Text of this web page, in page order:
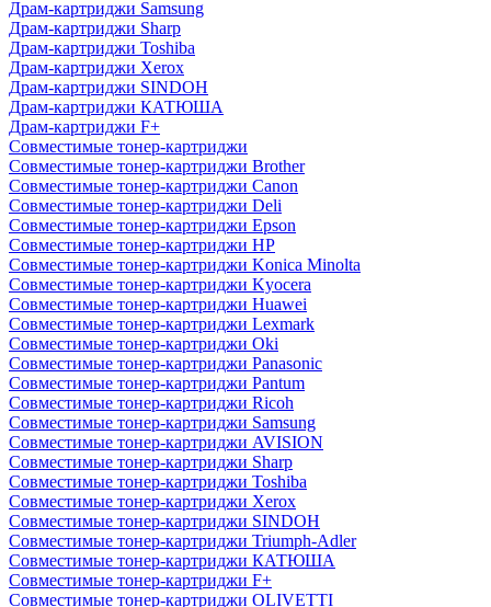
Драм-картриджи Samsung
Драм-картриджи Sharp
Драм-картриджи Toshiba
Драм-картриджи Xerox
Драм-картриджи SINDOH
Драм-картриджи КАТЮША
Драм-картриджи F+
Совместимые тонер-картриджи
Совместимые тонер-картриджи Brother
Совместимые тонер-картриджи Canon
Совместимые тонер-картриджи Deli
Совместимые тонер-картриджи Epson
Совместимые тонер-картриджи HP
Совместимые тонер-картриджи Konica Minolta
Совместимые тонер-картриджи Kyocera
Совместимые тонер-картриджи Huawei
Совместимые тонер-картриджи Lexmark
Совместимые тонер-картриджи Oki
Совместимые тонер-картриджи Panasonic
Совместимые тонер-картриджи Pantum
Совместимые тонер-картриджи Ricoh
Совместимые тонер-картриджи Samsung
Совместимые тонер-картриджи AVISION
Совместимые тонер-картриджи Sharp
Совместимые тонер-картриджи Toshiba
Совместимые тонер-картриджи Xerox
Совместимые тонер-картриджи SINDOH
Совместимые тонер-картриджи Triumph-Adler
Совместимые тонер-картриджи КАТЮША
Совместимые тонер-картриджи F+
Совместимые тонер-картриджи OLIVETTI